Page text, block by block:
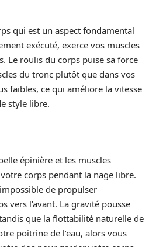
qui est un aspect fondamental
exécuté, exerce vos muscles
Le roulis du corps puise sa force
du tronc plutôt que dans vos
faibles, ce qui améliore la vitesse
style libre.
épinière et les muscles
corps pendant la nage libre.
de propulser
vers l’avant. La gravité pousse
que la flottabilité naturelle de
poitrine de l’eau, alors vous